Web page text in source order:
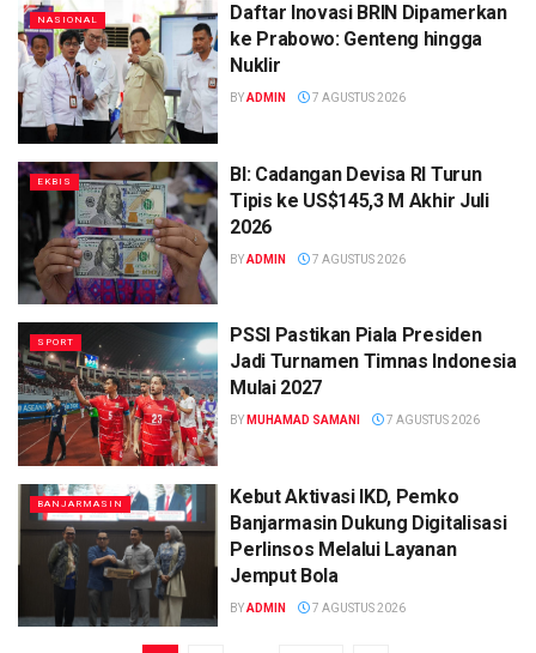
NASIONAL
Daftar Inovasi BRIN Dipamerkan
ke Prabowo: Genteng hingga
Nuklir
BYADMIN 7 AGUSTUS 2026
EKBIS
BI: Cadangan Devisa RI Turun
Tipis ke US$145,3 M Akhir Juli
2026
BYADMIN 7 AGUSTUS 2026
SPORT
PSSI Pastikan Piala Presiden
Jadi Turnamen Timnas Indonesia
Mulai 2027
BY MUHAMAD SAMANI 7 AGUSTUS 2026
BANJARMASIN
Kebut Aktivasi IKD, Pemko
Banjarmasin Dukung Digitalisasi
Perlinsos Melalui Layanan
Jemput Bola
BYADMIN 7 AGUSTUS 2026